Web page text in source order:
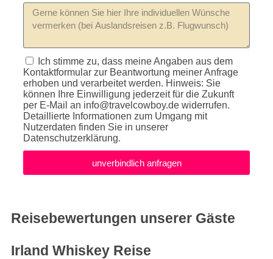
Ich stimme zu, dass meine Angaben aus dem
Kontaktformular zur Beantwortung meiner Anfrage
erhoben und verarbeitet werden. Hinweis: Sie
können Ihre Einwilligung jederzeit für die Zukunft
per E-Mail an info@travelcowboy.de widerrufen.
Detaillierte Informationen zum Umgang mit
Nutzerdaten finden Sie in unserer
Datenschutzerklärung.
unverbindlich anfragen
Reisebewertungen unserer Gäste
Irland Whiskey Reise